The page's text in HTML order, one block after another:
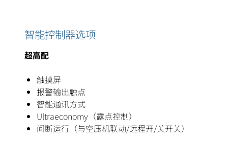
智能控制器选项
超高配
触摸屏
报警输出触点
智能通讯方式
Ultraeconomy（露点控制）
间断运行（与空压机联动/远程开/关开关）